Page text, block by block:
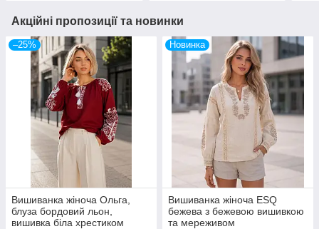
Акційні пропозиції та новинки
–25%
Вишиванка жіноча Ольга,
блуза бордовий льон,
вишивка біла хрестиком
Новинка
Вишиванка жіноча ESQ
бежева з бежевою вишивкою
та мереживом